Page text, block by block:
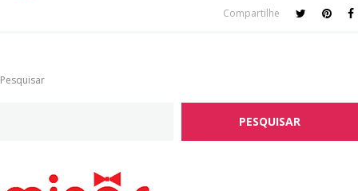
Compartilhe
Pesquisar
PESQUISAR